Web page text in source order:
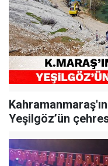
Yeşilgöz’ün